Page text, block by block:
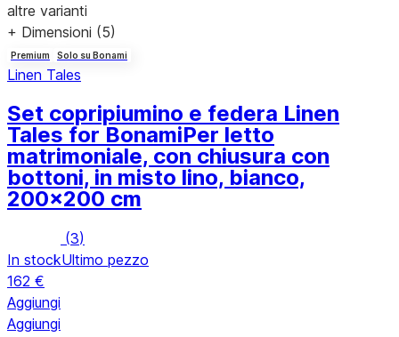
altre varianti
+ Dimensioni (5)
Premium Solo su Bonami
Linen Tales
Set copripiumino e federa Linen
Tales for BonamiPer letto
matrimoniale, con chiusura con
bottoni, in misto lino, bianco,
200x200 cm
(3)
In stockUltimo pezzo
162 €
Aggiungi
Aggiungi